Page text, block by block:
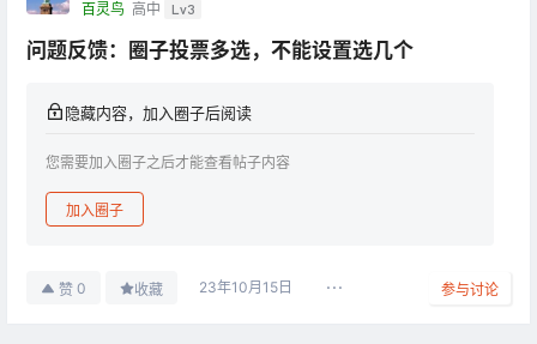
百灵鸟 高中 Lv3
问题反馈：圈子投票多选，不能设置选几个
隐藏内容，加入圈子后阅读
您需要加入圈子之后才能查看帖子内容
加入圈子
赞 0 收藏 23年10月15日 参与讨论